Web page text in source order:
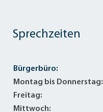
Sprechzeiten
Bürgerbüro:
Montag bis Donnerstag:
Freitag:
Mittwoch: